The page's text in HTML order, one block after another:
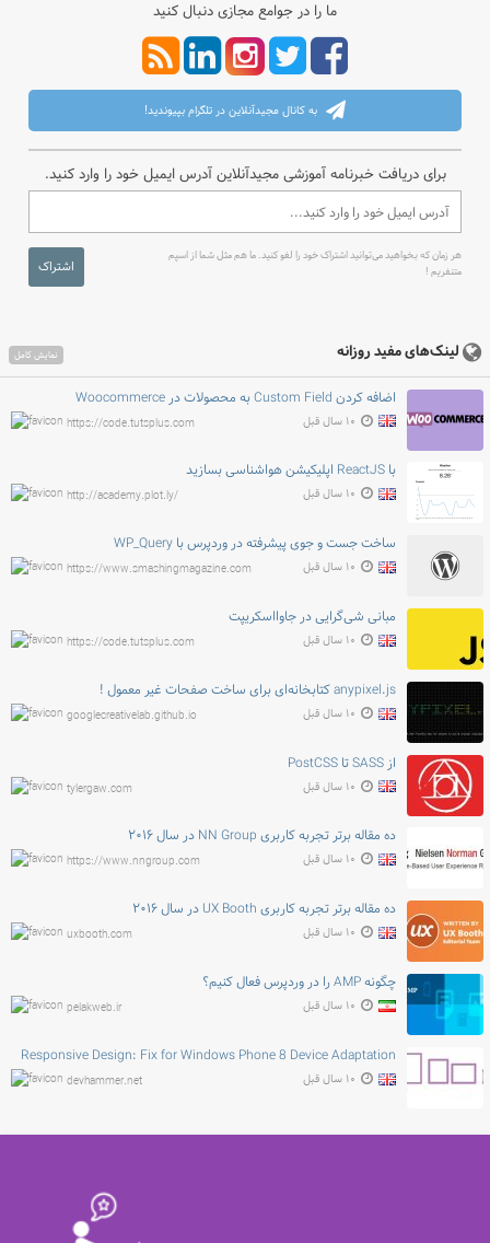
ما را در جوامع مجازی دنبال کنید
به کانال مجیدآنلاین در تلگرام بپیوندید!
برای دریافت خبرنامه آموزشی مجیدآنلاین آدرس ایمیل خود را وارد کنید.
هر زمان که بخواهید می‌توانید اشتراک خود را لغو کنید. ما هم مثل شما از اسپم
متنفریم !
اشتراک
لینک‌های مفید روزانه نمایش کامل
اضافه کردن Custom Field به محصولات در Woocommerce
https://code.tutsplus.com ۱۰ سال قبل
با ReactJS اپلیکیشن هواشناسی بسازید
http://academy.plot.ly/ ۱۰ سال قبل
ساخت جست و جوی پیشرفته در وردپرس با WP_Query
https://www.smashingmagazine.com ۱۰ سال قبل
مبانی شی‌گرایی در جاوااسکریپت
https://code.tutsplus.com ۱۰ سال قبل
anypixel.js کتابخانه‌ای برای ساخت صفحات غیر معمول !
googlecreativelab.github.io ۱۰ سال قبل
از SASS تا PostCSS
tylergaw.com ۱۰ سال قبل
ده مقاله برتر تجربه کاربری NN Group در سال ۲۰۱۶
https://www.nngroup.com ۱۰ سال قبل
ده مقاله برتر تجربه کاربری UX Booth در سال ۲۰۱۶
uxbooth.com ۱۰ سال قبل
چگونه AMP را در وردپرس فعال کنیم؟
pelakweb.ir ۱۰ سال قبل
Responsive Design: Fix for Windows Phone 8 Device Adaptation
devhammer.net ۱۰ سال قبل